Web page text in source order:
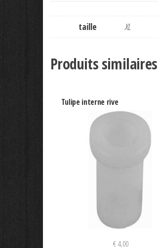
taille XL
Produits similaires
Tulipe interne rive
€4,00